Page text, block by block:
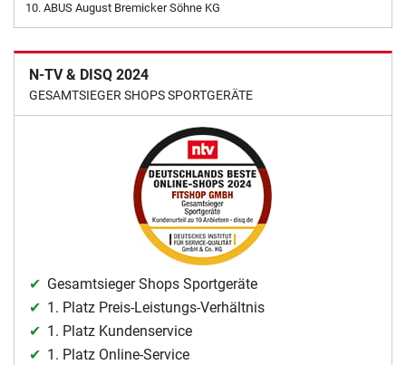
ABUS August Bremicker Söhne KG
N-TV & DISQ 2024
GESAMTSIEGER SHOPS SPORTGERÄTE
Gesamtsieger Shops Sportgeräte
1. Platz Preis-Leistungs-Verhältnis
1. Platz Kundenservice
1. Platz Online-Service